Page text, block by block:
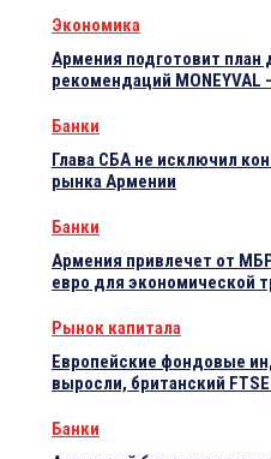
Экономика
Армения подготовит
рекомендаций MONEYVAL
Банки
Глава СБА не исключил
рынка Армении
Банки
Армения привлечет от
евро для экономической
Рынок капитала
Европейские фондовые
выросли, британский
Банки